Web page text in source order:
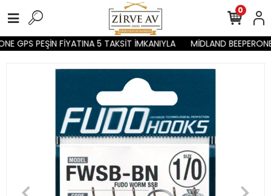
GPS PEŞİN FİYATINA 5 TAKSİT İMKANIYLA MİDLAND
0